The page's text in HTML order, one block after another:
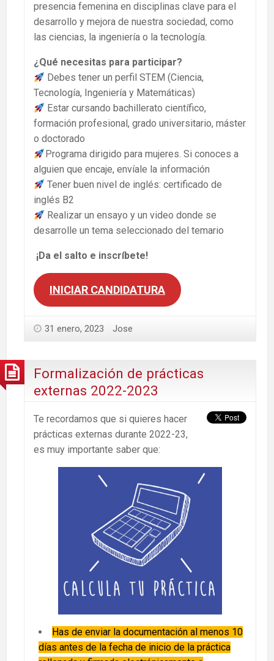
presencia femenina en disciplinas clave para el
desarrollo y mejora de nuestra sociedad, como
las ciencias, la ingeniería o la tecnología.
¿Qué necesitas para participar?
Debes tener un perfil STEM (Ciencia,
Tecnología, Ingeniería y Matemáticas)
Estar cursando bachillerato científico,
formación profesional, grado universitario, máster
o doctorado
Programa dirigido para mujeres. Si conoces a
alguien que encaje, envíale la información
Tener buen nivel de inglés: certificado de
inglés B2
Realizar un ensayo y un video donde se
desarrolle un tema seleccionado del temario
¡Da el salto e inscríbete!
INICIAR CANDIDATURA
31 enero, 2023 Jose
Formalización de prácticas
externas 2022-2023
Te recordamos que si quieres hacer
prácticas externas durante 2022-23,
es muy importante saber que:
Has de enviar la documentación al menos 10
días antes de la fecha de inicio de la práctica